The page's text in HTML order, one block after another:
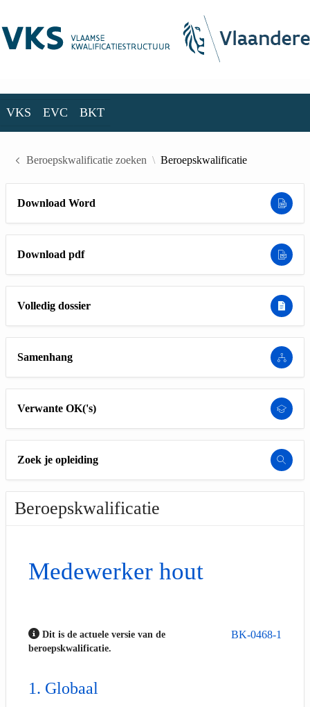
VKS EVC BKT
Beroepskwalificatie zoeken Beroepskwalificatie
Download Word
Download pdf
Volledig dossier
Samenhang
Verwante OK('s)
Zoek je opleiding
Beroepskwalificatie
Medewerker hout
BK-0468-1
Dit is de actuele versie van de
beroepskwalificatie.
Globaal